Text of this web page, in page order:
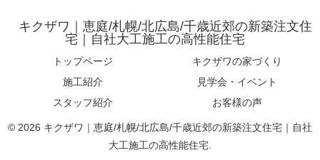
キクザワ｜恵庭/札幌/北広島/千歳近郊の新築注文住
宅｜自社大工施工の高性能住宅
トップページ
キクザワの家づくり
施工紹介
見学会・イベント
スタッフ紹介
お客様の声
© 2026 キクザワ｜恵庭/札幌/北広島/千歳近郊の新築注文住宅｜自社
大工施工の高性能住宅.